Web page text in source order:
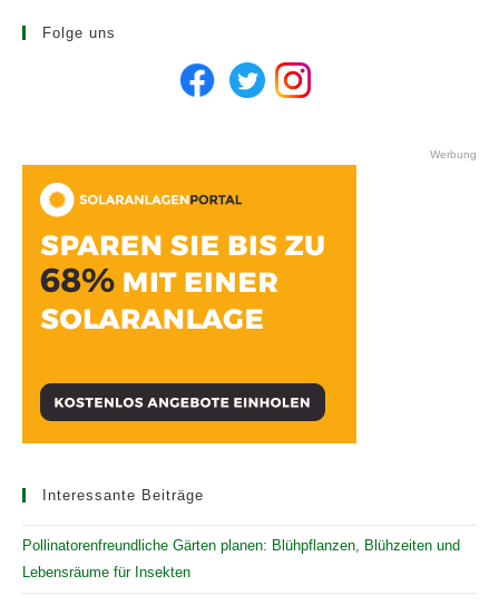
Folge uns
Werbung
Interessante Beiträge
Pollinatorenfreundliche Gärten planen: Blühpflanzen, Blühzeiten und
Lebensräume für Insekten